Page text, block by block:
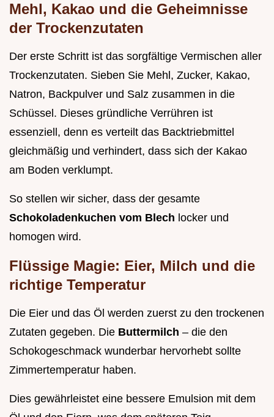
Mehl, Kakao und die Geheimnisse
der Trockenzutaten
Der erste Schritt ist das sorgfältige Vermischen aller
Trockenzutaten. Sieben Sie Mehl, Zucker, Kakao,
Natron, Backpulver und Salz zusammen in die
Schüssel. Dieses gründliche Verrühren ist
essenziell, denn es verteilt das Backtriebmittel
gleichmäßig und verhindert, dass sich der Kakao
am Boden verklumpt.
So stellen wir sicher, dass der gesamte
Schokoladenkuchen vom Blech locker und
homogen wird.
Flüssige Magie: Eier, Milch und die
richtige Temperatur
Die Eier und das Öl werden zuerst zu den trockenen
Zutaten gegeben. Die Buttermilch – die den
Schokogeschmack wunderbar hervorhebt sollte
Zimmertemperatur haben.
Dies gewährleistet eine bessere Emulsion mit dem